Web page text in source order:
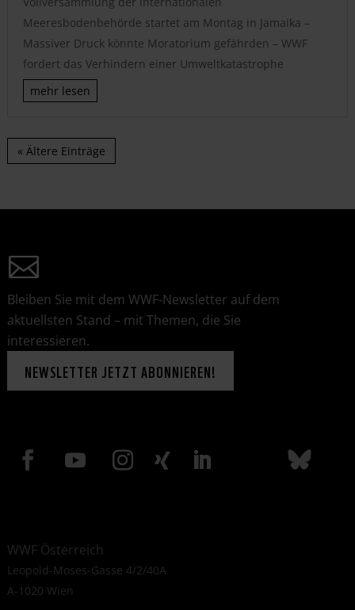
Meeresbodenbehörde startet am Montag in Jamaika –
Massiver Druck könnte Moratorium gefährden – WWF
fordert das Verhindern einer Umweltkatastrophe
mehr lesen
« Ältere Einträge
Bleiben Sie mit dem WWF-Newsletter auf dem
aktuellsten Stand – mit Themen, die Sie
interessieren.
NEWSLETTER JETZT ABONNIEREN!
WWF Österreich
Leopold-Moses-Gasse 4/2/40A
A-1020 Wien